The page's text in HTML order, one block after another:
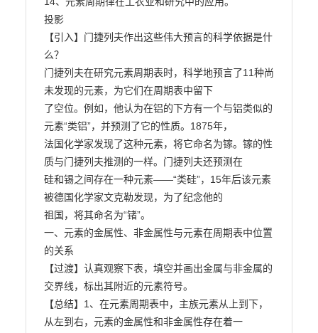
投影
【引入】门捷列夫作出这些伟大预言的科学依据是什
么？
门捷列夫在研究元素周期表时，科学地预言了11种尚
未发现的元素，为它们在周期表中留下
了空位。例如，他认为在铝的下方有一个与铝类似的
元素“类铝”，并预测了它的性质。1875年，
法国化学家发现了这种元素，将它命名为镓。镓的性
质与门捷列夫推测的一样。门捷列夫还预测在
硅和锡之间存在一种元素——“类硅”，15年后该元素
被德国化学家文克勒发现，为了纪念他的
祖国，将其命名为“锗”。
一、元素的金属性、非金属性与元素在周期表中位置
的关系
【过渡】认真观察下表，填空并画出金属与非金属的
交界线，标出其附近的元素符号。
【总结】1、在元素周期表中，主族元素从上到下，
从左到右，元素的金属性和非金属性存在着一